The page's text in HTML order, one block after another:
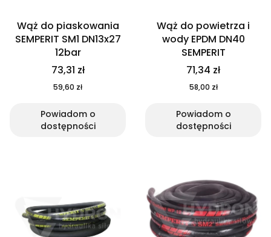
Wąż do piaskowania
SEMPERIT SM1 DN13x27
12bar
73,31 zł
59,60 zł
Powiadom o
dostępności
Wąż do powietrza i
wody EPDM DN40
SEMPERIT
71,34 zł
58,00 zł
Powiadom o
dostępności